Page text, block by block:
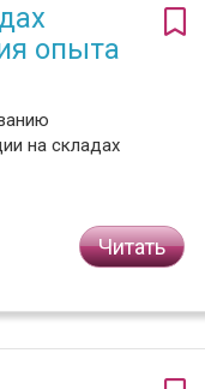
опыта
на складах
Читать